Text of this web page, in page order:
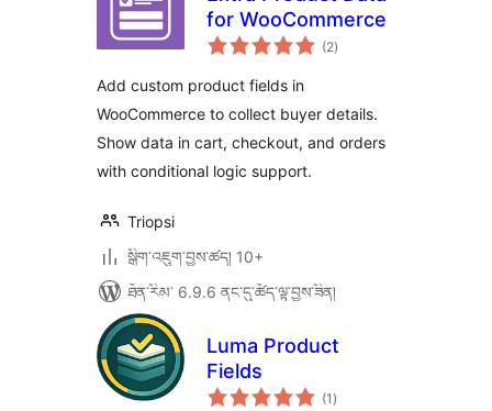
for WooCommerce
(2གདེང་
འཇོག་
)
Add custom product fields in
WooCommerce to collect buyer details.
Show data in cart, checkout, and orders
with conditional logic support.
Triopsi
སྒྲིག་འཇུག་བྱས་ཚད། 10+
ཐོན་རིམ་ 6.9.6 ནང་དུ་ཚོད་ལྟ་བྱས་ཟིན།
Luma Product
Fields
(1 གདེང་
འཇོག་
)